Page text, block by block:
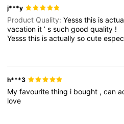
j***y
Product Quality:Yesssthis is
vacation it’ssuchgoodquality !
Yesssthis isactuallysocute
description:Yesssthisisactually
such good
h***3
Myfavouritething i bought ,can
love